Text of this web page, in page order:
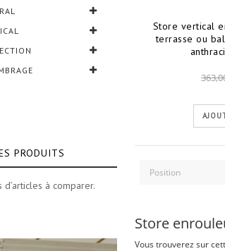
Store vertical
terrasse ou
Store
Vous trouverez sur
PRODUITS
d’articles à comparer.